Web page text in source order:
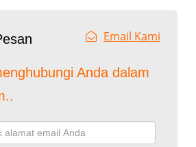
Email Kami
Anda dalam